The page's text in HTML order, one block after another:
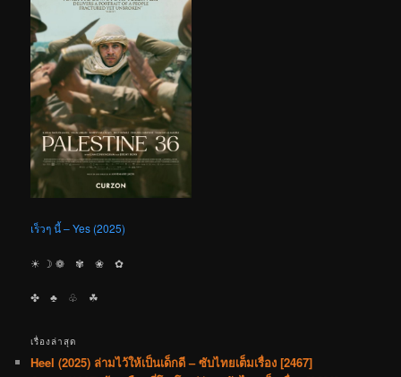
เร็วๆ นี้ – Yes (2025)
☀︎ ☽ ❁ ✾ ❀ ✿
✤ ♣︎ ♧ ☘︎
เรื่องล่าสุด
Heel (2025) ล่ามไว้ให้เป็นเด็กดี – ซับไทยเต็มเรื่อง [2467]